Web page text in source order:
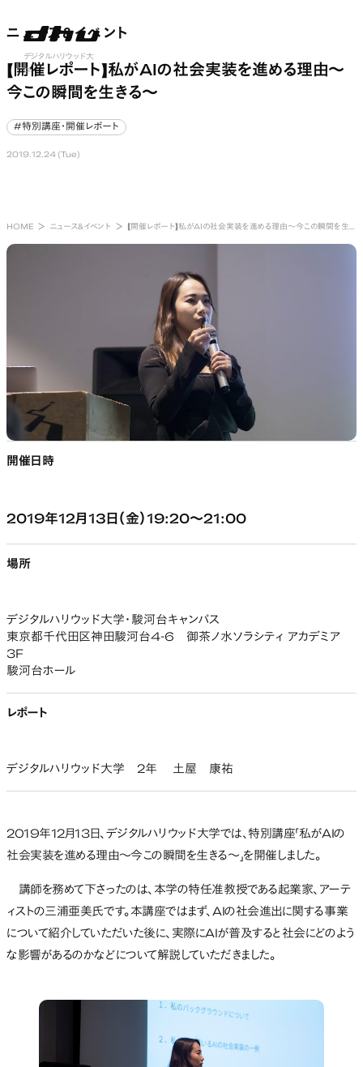
デジタルハリウッド大
学
open
ニュース&イベント
【開催レポート】私がAIの社会実装を進める理由～
今この瞬間を生きる～
#特別講座・開催レポート
2019.12.24 (Tue)
HOME ニュース&イベント 【開催レポート】私がAIの社会実装を進める理由～今この瞬間を生きる～
開催日時
2019年12月13日（金）19:20～21:00
場所
デジタルハリウッド大学・駿河台キャンパス
東京都千代田区神田駿河台4-6 御茶ノ水ソラシティ アカデミア
3F
駿河台ホール
レポート
デジタルハリウッド大学 2年 土屋 康祐
2019年12月13日、デジタルハリウッド大学では、特別講座「私がAIの
社会実装を進める理由～今この瞬間を生きる～」を開催しました。
講師を務めて下さったのは、本学の特任准教授である起業家、アーテ
ィストの三浦亜美氏です。本講座ではまず、AIの社会進出に関する事業
について紹介していただいた後に、実際にAIが普及すると社会にどのよう
な影響があるのかなどについて解説していただきました。